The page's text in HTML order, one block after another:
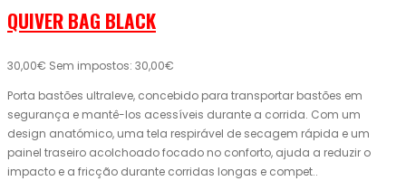
QUIVER BAG BLACK
30,00€ Sem impostos: 30,00€
Porta bastões ultraleve, concebido para transportar bastões em
segurança e mantê-los acessíveis durante a corrida. Com um
design anatómico, uma tela respirável de secagem rápida e um
painel traseiro acolchoado focado no conforto, ajuda a reduzir o
impacto e a fricção durante corridas longas e compet..